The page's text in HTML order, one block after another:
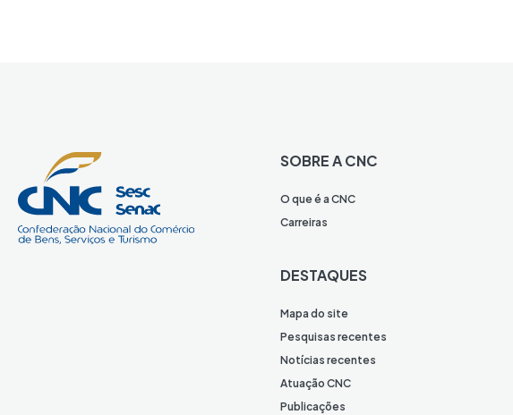
SOBRE A CNC
O que é a CNC
Carreiras
DESTAQUES
Mapa do site
Pesquisas recentes
Notícias recentes
Atuação CNC
Publicações